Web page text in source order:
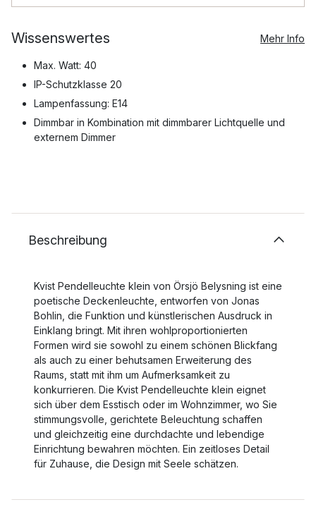
Wissenswertes Mehr Info
Max. Watt: 40
IP-Schutzklasse 20
Lampenfassung: E14
Dimmbar in Kombination mit dimmbarer Lichtquelle und
externem Dimmer
Beschreibung
Kvist Pendelleuchte klein von Örsjö Belysning ist eine
poetische Deckenleuchte, entworfen von Jonas
Bohlin, die Funktion und künstlerischen Ausdruck in
Einklang bringt. Mit ihren wohlproportionierten
Formen wird sie sowohl zu einem schönen Blickfang
als auch zu einer behutsamen Erweiterung des
Raums, statt mit ihm um Aufmerksamkeit zu
konkurrieren. Die Kvist Pendelleuchte klein eignet
sich über dem Esstisch oder im Wohnzimmer, wo Sie
stimmungsvolle, gerichtete Beleuchtung schaffen
und gleichzeitig eine durchdachte und lebendige
Einrichtung bewahren möchten. Ein zeitloses Detail
für Zuhause, die Design mit Seele schätzen.